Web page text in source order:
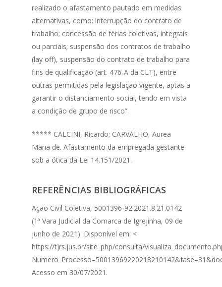
realizado o afastamento pautado em medidas
alternativas, como: interrupção do contrato de
trabalho; concessão de férias coletivas, integrais
ou parciais; suspensão dos contratos de trabalho
(lay off), suspensão do contrato de trabalho para
fins de qualificação (art. 476-A da CLT), entre
outras permitidas pela legislação vigente, aptas a
garantir o distanciamento social, tendo em vista
a condição de grupo de risco”.
***** CALCINI, Ricardo; CARVALHO, Aurea
Maria de. Afastamento da empregada gestante
sob a ótica da Lei 14.151/2021.
REFERÊNCIAS BIBLIOGRÁFICAS
Ação Civil Coletiva, 5001396-92.2021.8.21.0142
(1ª Vara Judicial da Comarca de Igrejinha, 09 de
junho de 2021). Disponível em: <
https://tjrs.jus.br/site_php/consulta/
Acesso em 30/07/2021.